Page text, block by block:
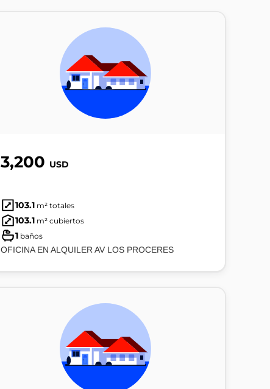
3,200 USD
103.1 m² totales
103.1 m² cubiertos
1 baños
OFICINA EN ALQUILER AV LOS PROCERES